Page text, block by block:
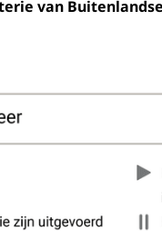
van